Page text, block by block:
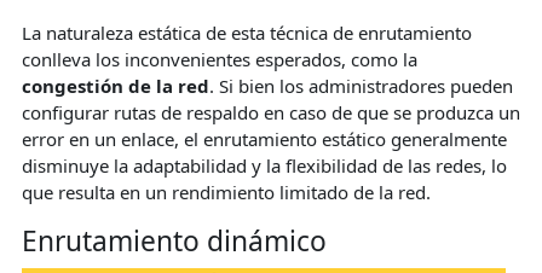
La naturaleza estática de esta técnica de enrutamiento
conlleva los inconvenientes esperados, como la
congestión de la red. Si bien los administradores pueden
configurar rutas de respaldo en caso de que se produzca un
error en un enlace, el enrutamiento estático generalmente
disminuye la adaptabilidad y la flexibilidad de las redes, lo
que resulta en un rendimiento limitado de la red.
Enrutamiento dinámico